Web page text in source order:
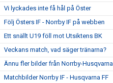
Vi lyckades inte få hål på Öster
Följ Östers IF - Norrby IF på webben
Ett snällt U19 föll mot Utsiktens BK
Veckans match, vad säger tränarna?
Ännu fler bilder från Norrby-Husqvarna
Matchbilder Norrby IF - Husqvarna FF